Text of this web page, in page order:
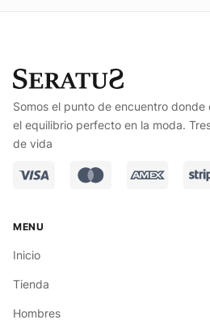
Somos el punto de encuentro donde
el equilibrio perfecto en la moda.
de vida
Inicio
Tienda
Hombres